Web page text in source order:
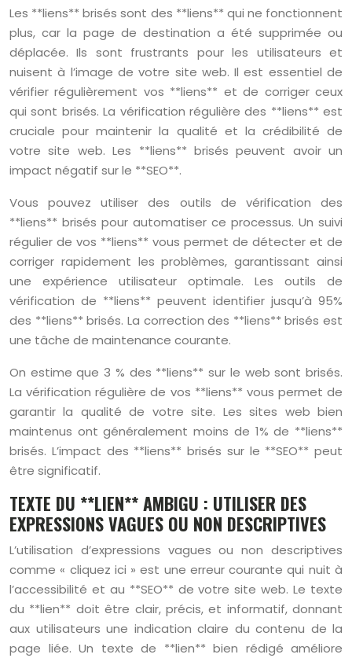
Les **liens** brisés sont des **liens** qui ne fonctionnent
plus, car la page de destination a été supprimée ou
déplacée. Ils sont frustrants pour les utilisateurs et
nuisent à l’image de votre site web. Il est essentiel de
vérifier régulièrement vos **liens** et de corriger ceux
qui sont brisés. La vérification régulière des **liens** est
cruciale pour maintenir la qualité et la crédibilité de
votre site web. Les **liens** brisés peuvent avoir un
impact négatif sur le **SEO**.
Vous pouvez utiliser des outils de vérification des
**liens** brisés pour automatiser ce processus. Un suivi
régulier de vos **liens** vous permet de détecter et de
corriger rapidement les problèmes, garantissant ainsi
une expérience utilisateur optimale. Les outils de
vérification de **liens** peuvent identifier jusqu’à 95%
des **liens** brisés. La correction des **liens** brisés est
une tâche de maintenance courante.
On estime que 3 % des **liens** sur le web sont brisés.
La vérification régulière de vos **liens** vous permet de
garantir la qualité de votre site. Les sites web bien
maintenus ont généralement moins de 1% de **liens**
brisés. L’impact des **liens** brisés sur le **SEO** peut
être significatif.
TEXTE DU **LIEN** AMBIGU : UTILISER DES
EXPRESSIONS VAGUES OU NON DESCRIPTIVES
L’utilisation d’expressions vagues ou non descriptives
comme « cliquez ici » est une erreur courante qui nuit à
l’accessibilité et au **SEO** de votre site web. Le texte
du **lien** doit être clair, précis, et informatif, donnant
aux utilisateurs une indication claire du contenu de la
page liée. Un texte de **lien** bien rédigé améliore